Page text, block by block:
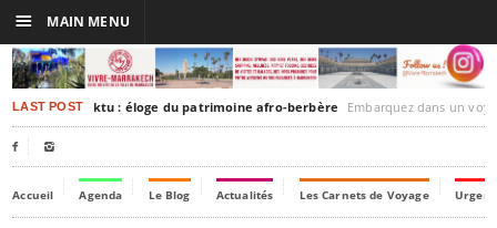
LAST POSTTimbuktu : éloge du patrimoine afro-berbère Embarquez dans un voyage culturel dans le
 
Accueil Agenda Le Blog Actualités Les Carnets de Voyage
☰ MAIN MENU